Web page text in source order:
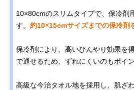
10×80cmのスリムタイプで、保冷剤
す。 約10×15cmサイズまでの保冷剤
保冷剤により、高いひんやり効果を
で通せるため、ずれにくいのもポイン
高級な今治タオル地を採用し、肌ざ